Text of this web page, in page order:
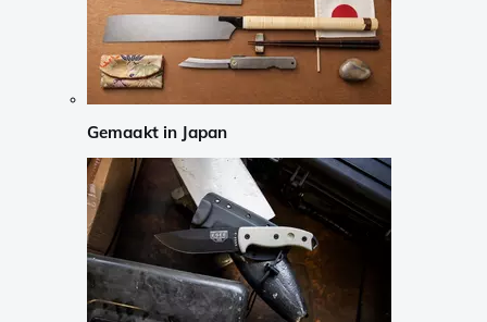
Gemaakt in Japan